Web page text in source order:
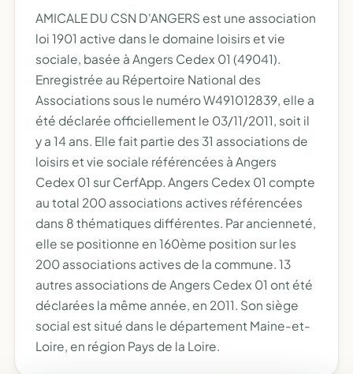
AMICALE DU CSN D'ANGERS est une association
loi 1901 active dans le domaine loisirs et vie
sociale, basée à Angers Cedex 01 (49041).
Enregistrée au Répertoire National des
Associations sous le numéro W491012839, elle a
été déclarée officiellement le 03/11/2011, soit il
y a 14 ans. Elle fait partie des 31 associations de
loisirs et vie sociale référencées à Angers
Cedex 01 sur CerfApp. Angers Cedex 01 compte
au total 200 associations actives référencées
dans 8 thématiques différentes. Par ancienneté,
elle se positionne en 160ème position sur les
200 associations actives de la commune. 13
autres associations de Angers Cedex 01 ont été
déclarées la même année, en 2011. Son siège
social est situé dans le département Maine-et-
Loire, en région Pays de la Loire.